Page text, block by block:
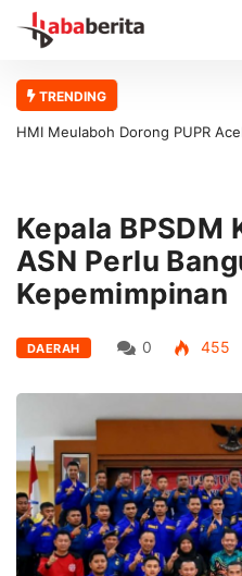
TRENDING
HMI Meulaboh Dorong PUPR
Kepala BPSDM
ASN Perlu
Kepemimpinan
DAERAH 0 455